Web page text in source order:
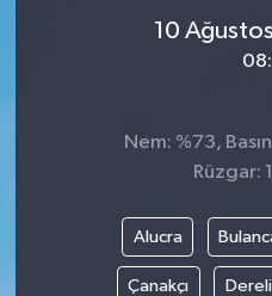
10
Nem: %73,
Rüzgar:
Alucra
Çanakçı Dereli